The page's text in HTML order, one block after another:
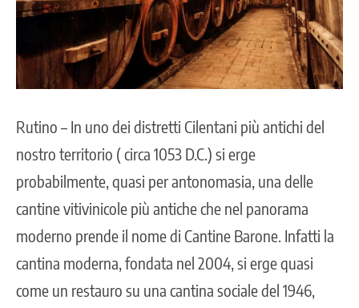
Rutino – In uno dei distretti Cilentani più antichi del
nostro territorio ( circa 1053 D.C.) si erge
probabilmente, quasi per antonomasia, una delle
cantine vitivinicole più antiche che nel panorama
moderno prende il nome di Cantine Barone. Infatti la
cantina moderna, fondata nel 2004, si erge quasi
come un restauro su una cantina sociale del 1946,